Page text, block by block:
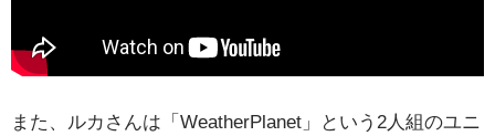
また、ルカさんは「WeatherPlanet」という2人組のユニ